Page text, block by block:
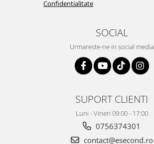
Confidentialitate
SOCIAL
Urmareste-ne in social media
SUPORT CLIENTI
Luni - Vineri 09:00 - 17:00
0756374301
contact@esecond.ro